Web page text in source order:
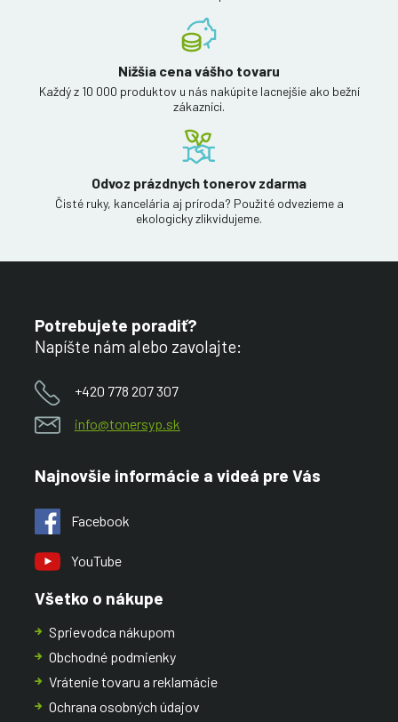
Nižšia cena vášho tovaru
Každý z 10 000 produktov u nás nakúpite lacnejšie ako bežní
zákazníci.
Odvoz prázdnych tonerov zdarma
Čisté ruky, kancelária aj príroda? Použité odvezieme a
ekologicky zlikvidujeme.
Potrebujete poradiť?
Napíšte nám alebo zavolajte:
+420 778 207 307
info@tonersyp.sk
Najnovšie informácie a videá pre Vás
Facebook
YouTube
Všetko o nákupe
Sprievodca nákupom
Obchodné podmienky
Vrátenie tovaru a reklamácie
Ochrana osobných údajov